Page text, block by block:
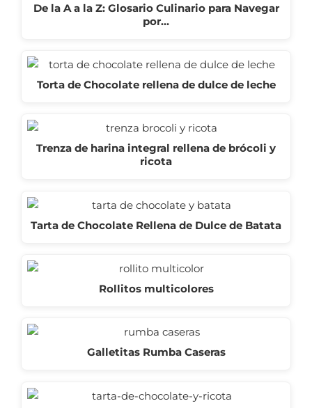
De la A a la Z: Glosario Culinario para Navegar
por…
Torta de Chocolate rellena de dulce de leche
Trenza de harina integral rellena de brócoli y
ricota
Tarta de Chocolate Rellena de Dulce de Batata
Rollitos multicolores
Galletitas Rumba Caseras